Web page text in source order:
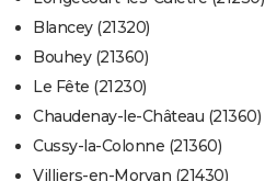
Blancey (21320)
Bouhey (21360)
Le Fête (21230)
Chaudenay-le-Château (21360)
Cussy-la-Colonne (21360)
Villiers-en-Morvan (21430)